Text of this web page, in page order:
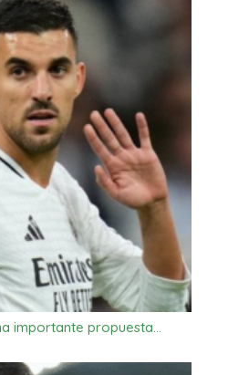
importante propuesta…